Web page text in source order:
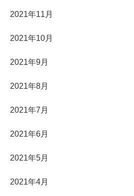
2021年11月
2021年10月
2021年9月
2021年8月
2021年7月
2021年6月
2021年5月
2021年4月